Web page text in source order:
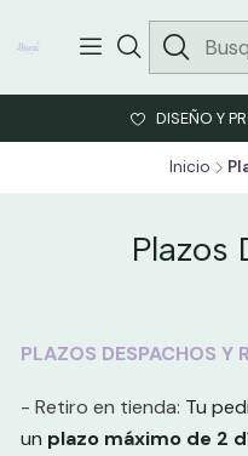
DISEÑO Y
Inicio
Plazos
PLAZOS DESPACHOS Y
- Retiro en tienda: Tu
un plazomáximo de 2